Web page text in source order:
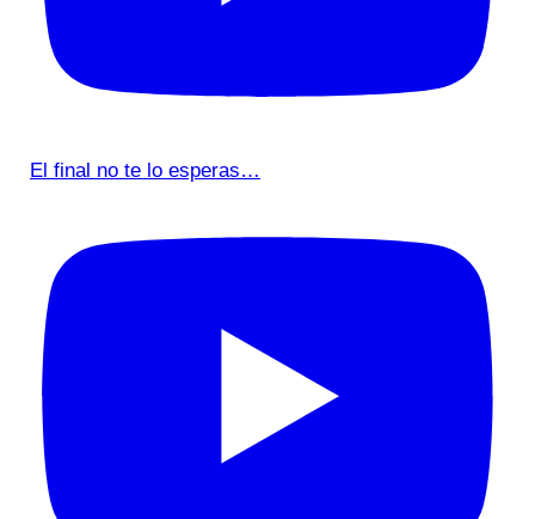
El final no te lo esperas…